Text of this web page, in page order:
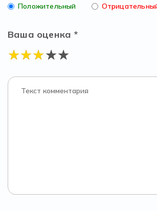
Положительный
Ваша оценка *